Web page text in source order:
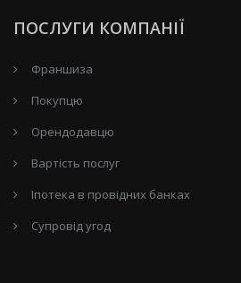
ПОСЛУГИ КОМПАНІЇ
Франшиза
Покупцю
Орендодавцю
Вартість послуг
Іпотека в провідних банках
Супровід угод